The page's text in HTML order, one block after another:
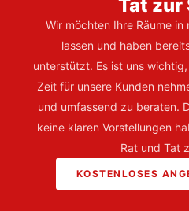
Tat zur
Wir möchten Ihre Räume in
lassen und haben
unterstützt. Es ist uns
Zeit für unsere Kunden
und umfassend zu beraten.
keine klaren Vorstellungen
Rat und Tat
KOSTENLOSES